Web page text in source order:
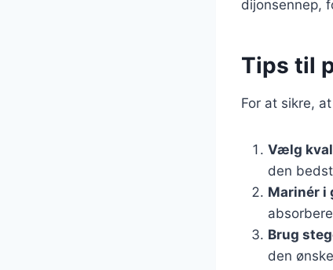
dijonsennep,
Tips til
For at sikre,
Vælg
den
Marinér i
Brug
den